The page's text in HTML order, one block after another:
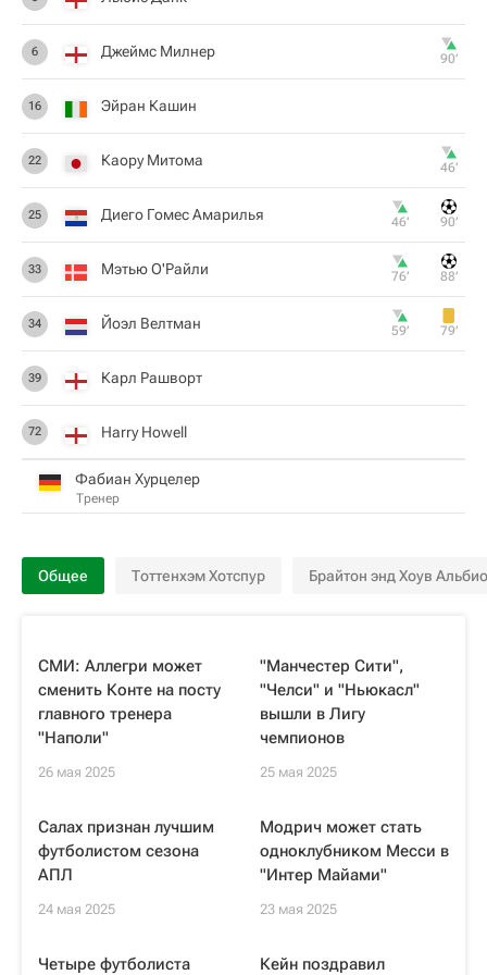
6 Джеймс Милнер 90‎’‎
16 Эйран Кашин
22 Каору Митома 46‎’‎
25 Диего Гомес Амарилья 46‎’‎ 90‎’‎
33 Мэтью О'Райли 76‎’‎ 88‎’‎
34 Йоэл Велтман 59‎’‎ 79‎’‎
39 Карл Рашворт
72 Harry Howell
Фабиан Хурцелер
Тренер
Общее Тоттенхэм Хотспур Брайтон энд Хоув
СМИ: Аллегри может
сменить Конте на посту
главного тренера
"Наполи"
26 мая 2025
"Манчестер Сити",
"Челси" и "Ньюкасл"
вышли в Лигу
чемпионов
25 мая 2025
Салах признан лучшим
футболистом сезона
АПЛ
24 мая 2025
Модрич может стать
одноклубником Месси в
"Интер Майами"
23 мая 2025
Четыре футболиста
Кейн поздравил